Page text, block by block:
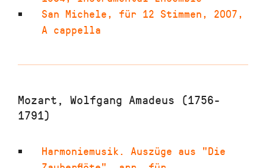
San Michele, für 12 Stimmen, 2007,
A cappella
Mozart, Wolfgang Amadeus (1756-
1791)
Harmoniemusik. Auszüge aus "Die